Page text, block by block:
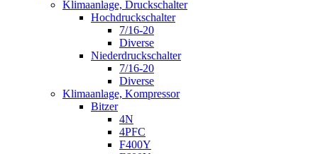
Klimaanlage, Druckschalter
Hochdruckschalter
7/16-20
Diverse
Niederdruckschalter
7/16-20
Diverse
Klimaanlage, Kompressor
Bitzer
4N
4PFC
F400Y